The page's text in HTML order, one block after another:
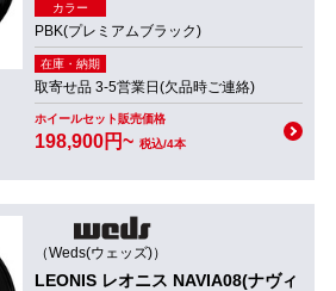
カラー
PBK(プレミアムブラック)
在庫・納期
取寄せ品 3-5営業日(欠品時ご連絡)
ホイールセット販売価格
198,900円~ 税込/4本
（Weds(ウェッズ)）
LEONIS レオニス NAVIA08(ナヴィ